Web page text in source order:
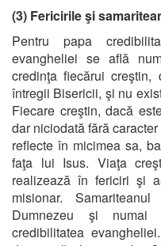
(3) Fericirile şi
Pentru papa
evangheliei se află
credinţa fiecărui
întregii Bisericii, şi nu
Fiecare creştin, dacă
dar niciodată fără
reflecte în micimea sa,
faţa lui Isus. Viaţa
realizează în fericiri şi
misionar.
Dumnezeu şi numai
credibilitatea